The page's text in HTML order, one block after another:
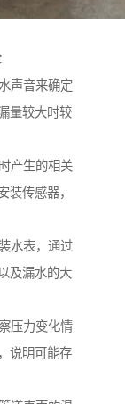
声音来确定
量较大时较
产生的相关
装传感器，
水表，通过
及漏水的大
压力变化情
说明可能存